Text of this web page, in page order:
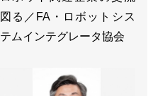
図る／FA・ロボットシス
テムインテグレータ協会